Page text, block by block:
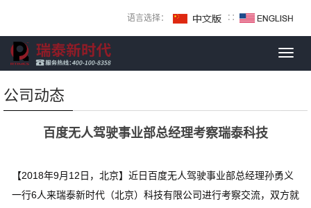
语言选择： ∷
公司动态
百度无人驾驶事业部总经理考察瑞泰科技
【2018年9月12日，北京】 近日百度无人驾驶事业部总经理孙勇义
一行6人来瑞泰新时代（北京）科技有限公司进行考察交流，双方就